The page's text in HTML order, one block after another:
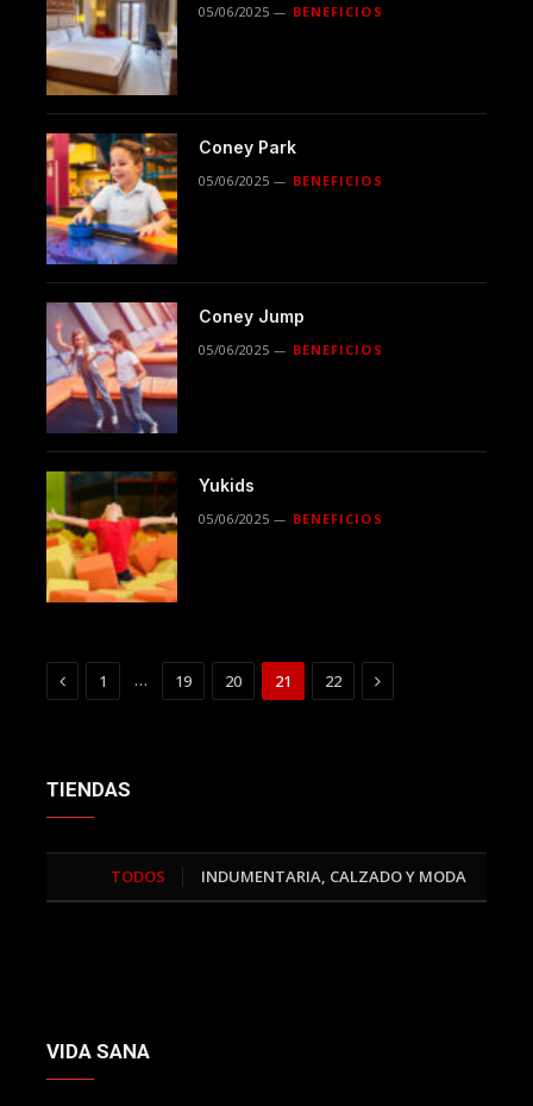
05/06/2025 BENEFICIOS
Coney Park
05/06/2025 BENEFICIOS
Coney Jump
05/06/2025 BENEFICIOS
Yukids
05/06/2025 BENEFICIOS
Previous
1 … 19 20 21 22 Next
TIENDAS
TODOS INDUMENTARIA, CALZADO Y MODA
VIDA SANA